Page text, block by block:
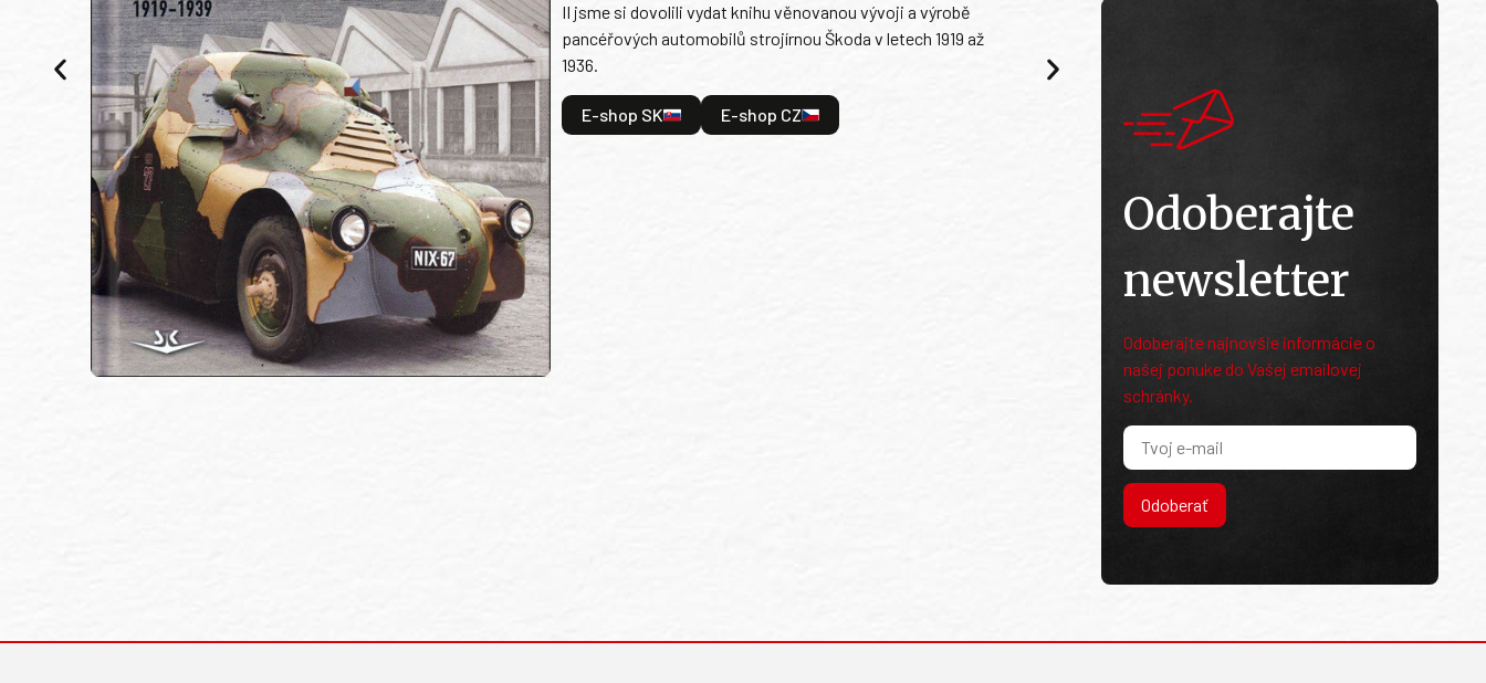
II jsme si dovolili vydat knihu věnovanou vývoji a výrobě
pancéřových automobilů strojírnou Škoda v letech 1919 až
1936.
E-shop SK E-shop CZ
Odoberajte
newsletter
Odoberajte najnovšie informácie o
našej ponuke do Vašej emailovej
schránky.
Odoberať